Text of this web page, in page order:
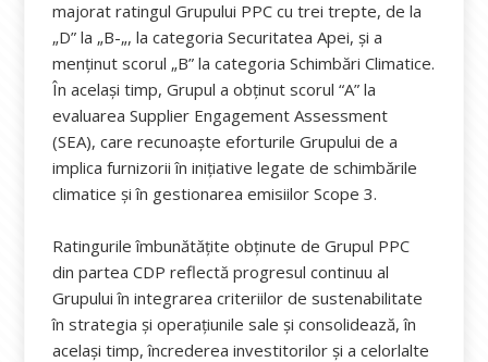
majorat ratingul Grupului PPC cu trei trepte, de la
„D” la „B-„, la categoria Securitatea Apei, și a
menținut scorul „B” la categoria Schimbări Climatice.
În același timp, Grupul a obținut scorul “A” la
evaluarea Supplier Engagement Assessment
(SEA), care recunoaște eforturile Grupului de a
implica furnizorii în inițiative legate de schimbările
climatice și în gestionarea emisiilor Scope 3.
Ratingurile îmbunătățite obținute de Grupul PPC
din partea CDP reflectă progresul continuu al
Grupului în integrarea criteriilor de sustenabilitate
în strategia și operațiunile sale și consolidează, în
același timp, încrederea investitorilor și a celorlalte